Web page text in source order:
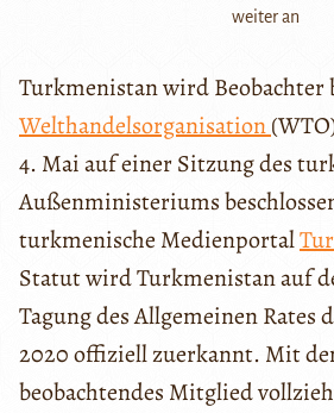
weiter an
Turkmenistan wird Beobachter
Welthandelsorganisation
4. Mai auf einer Sitzung des
Außenministeriums
turkmenische Medienportal
Statut wird Turkmenistan auf
Tagung des Allgemeinen Rates
2020 offiziell zuerkannt. Mit
beobachtendes Mitglied